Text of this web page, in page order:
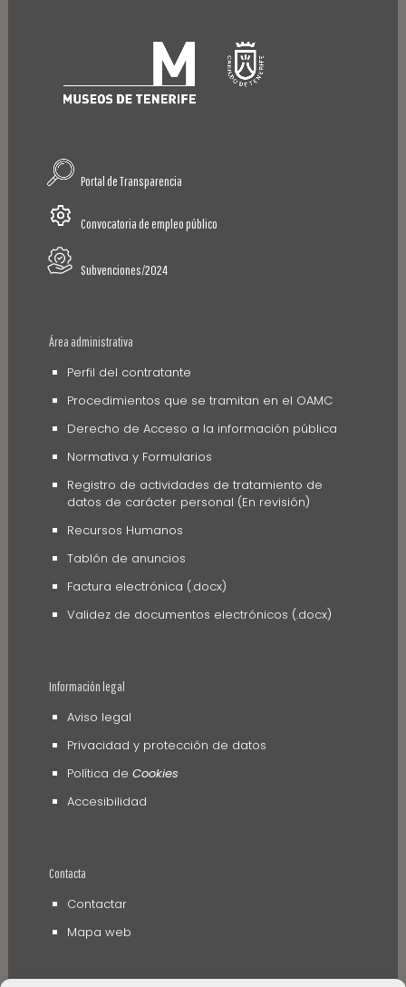
Portal de Transparencia
Convocatoria de empleo público
Subvenciones/2024
Área administrativa
Perfil del contratante
Procedimientos que se tramitan en el OAMC
Derecho de Acceso a la información pública
Normativa y Formularios
Registro de actividades de tratamiento de
datos de carácter personal (En revisión)
Recursos Humanos
Tablón de anuncios
Factura electrónica (.docx)
Validez de documentos electrónicos (.docx)
Información legal
Aviso legal
Privacidad y protección de datos
Política de Cookies
Accesibilidad
Contacta
Contactar
Mapa web